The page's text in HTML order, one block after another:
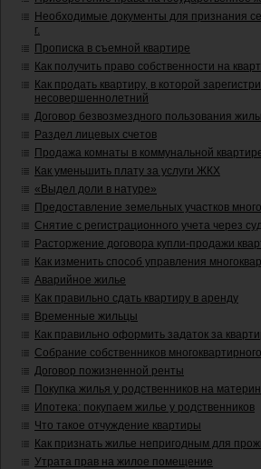
Необходимые документы для признания
г.
Прописка в съемной квартире
Как получить право собственности на
Как продать квартиру, в которой
несовершеннолетний
Договор безвозмездного пользования
Раздел лицевых счетов
Продажа комнаты в коммунальной
Как уменьшить плату за услуги ЖКХ
«Выдел доли в натуре»
Предоставление земельных участков
Снятие с регистрационного учета через
Расторжение договора купли-продажи
Как изменить способ управления
Аварийное жилье
Как правильно сдать квартиру в аренду
Временные жильцы
Как правильно оформить задаток за
Собрание собственников
Договор пожизненной ренты
Покупка жилья у родственников на
Ипотека: покупаем жилье у родственников
Что такое отчуждение квартиры
Как признать жилье непригодным для
Утрата прав на жилое помещение